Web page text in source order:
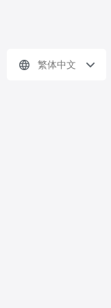
繁体中文